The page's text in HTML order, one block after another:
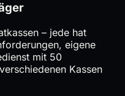
– jede hat
eigene
mit 50
Kassen